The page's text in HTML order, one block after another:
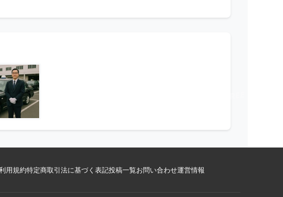
用規約特定商取引法に基づく表記投稿一覧お問い合わせ運営情報